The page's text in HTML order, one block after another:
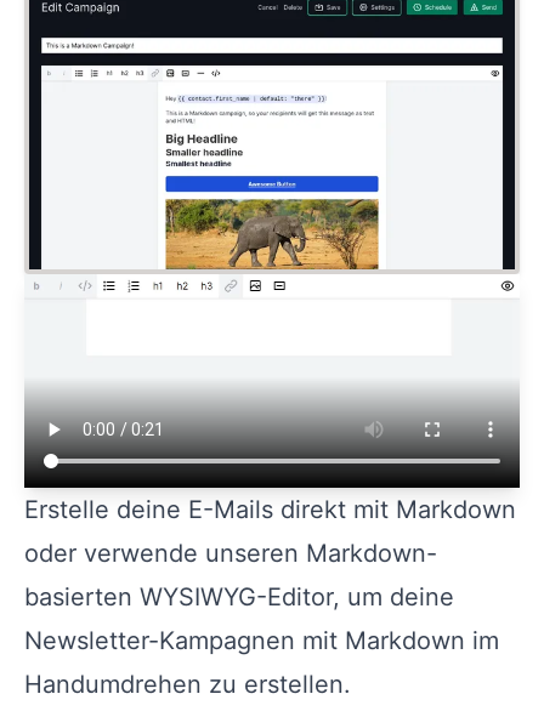
Erstelle deine E-Mails direkt mit Markdown
oder verwende unseren Markdown-
basierten WYSIWYG-Editor, um deine
Newsletter-Kampagnen mit Markdown im
Handumdrehen zu erstellen.